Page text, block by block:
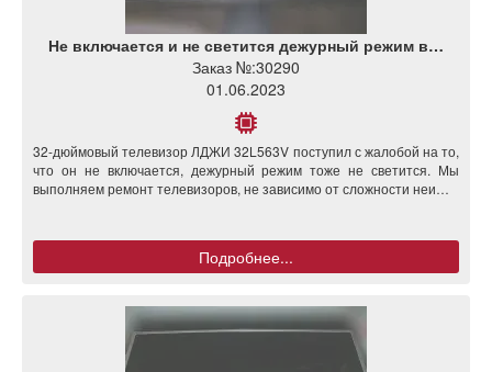
Не включается и не светится дежурный режим в…
Заказ №:30290
01.06.2023
32-дюймовый телевизор ЛДЖИ 32L563V поступил с жалобой на то,
что он не включается, дежурный режим тоже не светится. Мы
выполняем ремонт телевизоров, не зависимо от сложности неи…
Подробнее...